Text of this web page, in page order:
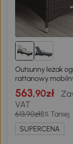
Outsunny leżak
rattanowy
poduszkami 5 -
brązowy
563,90zł
VAT
613,90zł8% Taniej
SUPERCENA